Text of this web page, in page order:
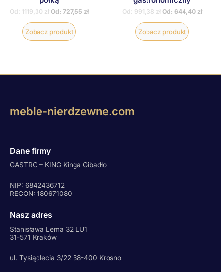
Od:1119,30zł Od: 727,55 zł
Zobacz produkt
Od:991,38zł Od: 644,40 zł
Zobacz produkt
meble-nierdzewne.com
Dane firmy
GASTRO – KING Kinga Gibadło
NIP: 6842436712
REGON: 180671080
Nasz adres
Stanisława Lema 32 LU1
31-571 Kraków
ul. Tysiąclecia 3/22 38-400 Krosno